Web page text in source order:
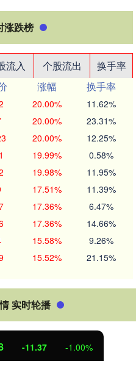
涨跌榜
流入 个股流出
换手率
涨幅
换手率
20.00% 11.62%
20.00% 23.31%
20.00% 12.25%
19.99% 0.58%
19.98% 11.95%
17.51% 11.39%
17.36% 6.47%
17.36% 14.66%
15.58% 9.26%
15.52% 21.15%
实时轮播
-11.37 -1.00%